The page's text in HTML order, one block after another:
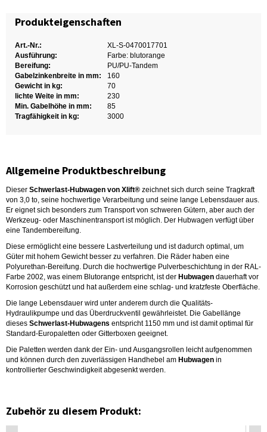
Produkteigenschaften
Art.-Nr.:
XL-S-0470017701
Ausführung:
Farbe: blutorange
Bereifung:
PU/PU-Tandem
Gabelzinkenbreite in mm:
160
Gewicht in kg:
70
lichte Weite in mm:
230
Min. Gabelhöhe in mm:
85
Tragfähigkeit in kg:
3000
Allgemeine Produktbeschreibung
Dieser Schwerlast-Hubwagen von Xlift® zeichnet sich durch seine Tragkraft
von 3,0 to, seine hochwertige Verarbeitung und seine lange Lebensdauer aus.
Er eignet sich besonders zum Transport von schweren Gütern, aber auch der
Werkzeug- oder Maschinentransport ist möglich. Der Hubwagen verfügt über
eine Tandembereifung.
Diese ermöglicht eine bessere Lastverteilung und ist dadurch optimal, um
Güter mit hohem Gewicht besser zu verfahren. Die Räder haben eine
Polyurethan-Bereifung. Durch die hochwertige Pulverbeschichtung in der RAL-
Farbe 2002, was einem Blutorange entspricht, ist der Hubwagen dauerhaft vor
Korrosion geschützt und hat außerdem eine schlag- und kratzfeste Oberfläche.
Die lange Lebensdauer wird unter anderem durch die Qualitäts-
Hydraulikpumpe und das Überdruckventil gewährleistet. Die Gabellänge
dieses Schwerlast-Hubwagens entspricht 1150 mm und ist damit optimal für
Standard-Europaletten oder Gitterboxen geeignet.
Die Paletten werden dank der Ein- und Ausgangsrollen leicht aufgenommen
und können durch den zuverlässigen Handhebel am Hubwagen in
kontrollierter Geschwindigkeit abgesenkt werden.
Zubehör zu diesem Produkt: